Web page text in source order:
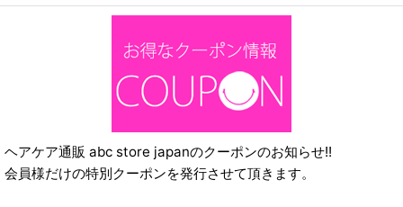
ヘアケア通販 abc store japanのクーポンのお知らせ!!
会員様だけの特別クーポンを発行させて頂きます。